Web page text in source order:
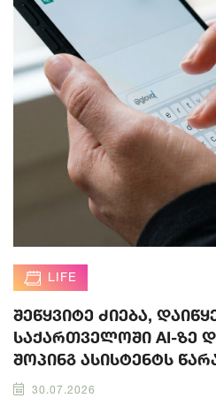
LIFE
შეწყვიტე ძიება,
საქართველოში AI-ზე
შოპინგ ასისტენტს
30.07.2026